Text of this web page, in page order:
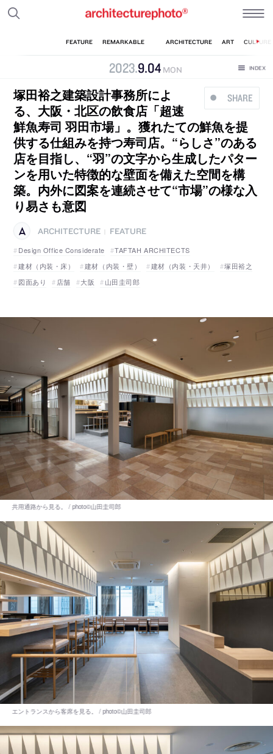
2023.9.04 MON
SHARE
塚田裕之建築設計事務所によ
る、大阪・北区の飲食店「超速
鮮魚寿司 羽田市場」。獲れたての鮮魚を提
供する仕組みを持つ寿司店。“らしさ”のある
店を目指し、“羽”の文字から生成したパター
ンを用いた特徴的な壁面を備えた空間を構
築。内外に図案を連続させて“市場”の様な入
り易さも意図
ARCHITECTURE
FEATURE
Design Office Considerate
TAFTAH ARCHITECTS
建材（内装・床）
建材（内装・壁） 建材（内装・天井）
塚田裕之
図面あり
店舗 大阪 山田圭司郎